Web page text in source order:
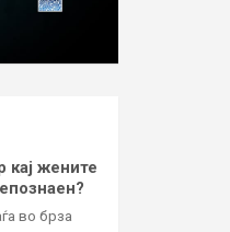
кај жените
во брза